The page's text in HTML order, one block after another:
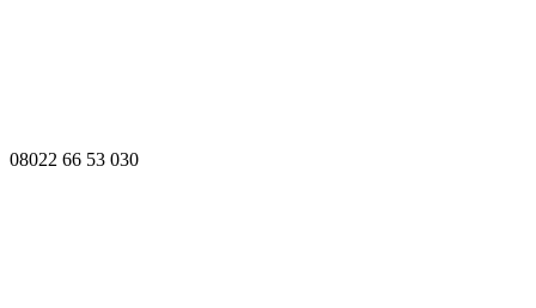
08022 66 53 030